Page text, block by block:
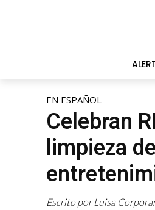
EN ESPAÑOL
Celebran
limpieza
Escrito por Luisa